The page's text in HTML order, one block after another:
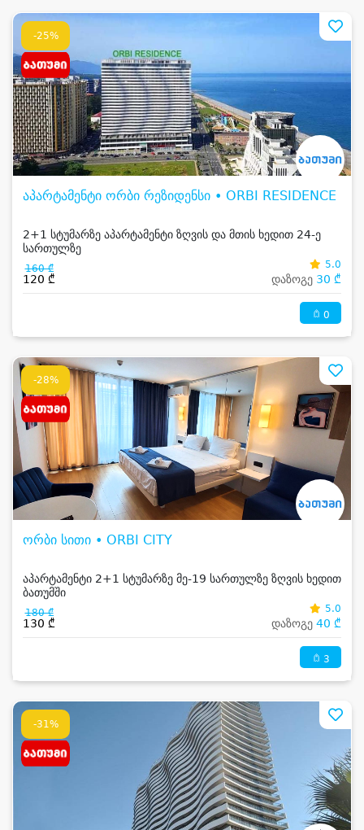
-25%
აპარტამენტი ორბი რეზიდენსი • ORBI RESIDENCE
2+1 სტუმარზე აპარტამენტი ზღვის და მთის ხედით 24-ე
სართულზე
160 ₾
120 ₾
5.0
დაზოგე 30 ₾
0
-28%
ორბი სითი • ORBI CITY
აპარტამენტი 2+1 სტუმარზე მე-19 სართულზე ზღვის ხედით
ბათუმში
180 ₾
130 ₾
5.0
დაზოგე 40 ₾
3
-31%